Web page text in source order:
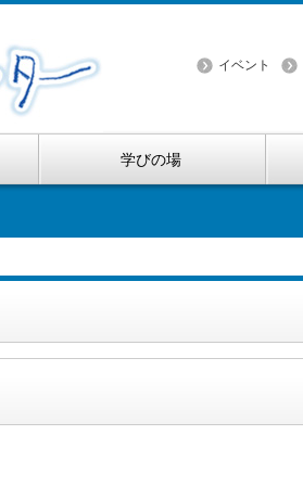
イベント
学びの場